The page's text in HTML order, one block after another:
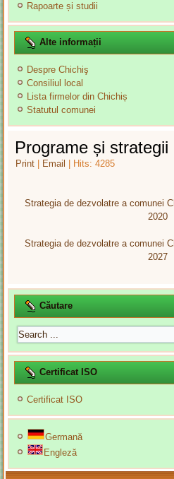
Rapoarte și studii
Alte informații
Despre Chichiş
Consiliul local
Lista firmelor din Chichiș
Statutul comunei
Programe și strategii
Print | Email | Hits: 4285
Strategia de dezvolatre a comunei
2020
Strategia de dezvolatre a comunei
2027
Căutare
Certificat ISO
Certificat ISO
Germană
Engleză